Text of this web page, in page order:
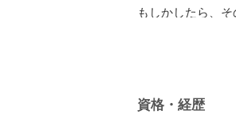
もしかしたら、
感じることもあ
資格・経歴